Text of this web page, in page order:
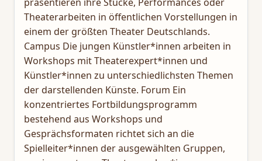
Theaterarbeiten in öffentlichen Vorstellungen in
einem der größten Theater Deutschlands.
Campus Die jungen Künstler*innen arbeiten in
Workshops mit Theaterexpert*innen und
Künstler*innen zu unterschiedlichsten Themen
der darstellenden Künste. Forum Ein
konzentriertes Fortbildungsprogramm
bestehend aus Workshops und
Gesprächsformaten richtet sich an die
Spielleiter*innen der ausgewählten Gruppen,